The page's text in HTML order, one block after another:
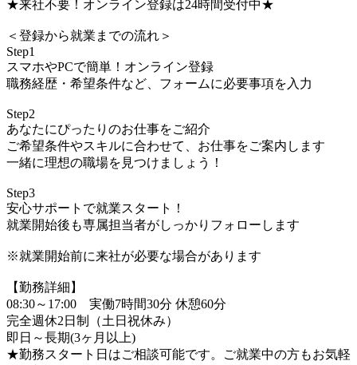
★来社不要！オンライン登録は24時間受付中★
＜登録から就業までの流れ＞
Step1
スマホやPCで簡単！オンライン登録
職務経歴・希望条件など、フォームに必要事項を入力
Step2
あなたにぴったりのお仕事をご紹介
ご希望条件やスキルに合わせて、お仕事をご案内します
一緒に理想の職場を見つけましょう！
Step3
安心サポートで就業スタート！
就業開始後も専属担当者がしっかりフォローします
※就業開始前に来社が必要な場合があります
【勤務詳細】
08:30～17:00 実働7時間30分 休憩60分
完全週休2日制（土日祝休み）
即日～長期(3ヶ月以上)
★勤務スタート日はご相談可能です。ご就業中の方もお気軽